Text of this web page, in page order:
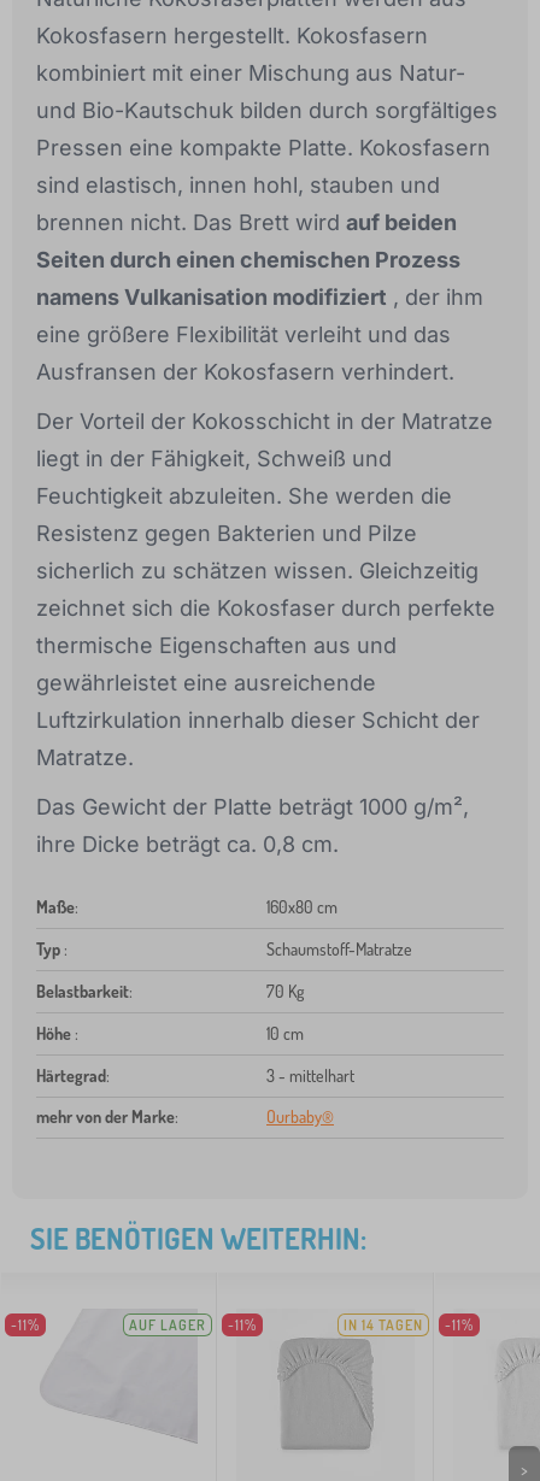
Kokosfasern hergestellt. Kokosfasern
kombiniert mit einer Mischung aus Natur-
und Bio-Kautschuk bilden durch sorgfältiges
Pressen eine kompakte Platte. Kokosfasern
sind elastisch, innen hohl, stauben und
brennen nicht. Das Brett wird auf beiden
Seiten durch einen chemischen Prozess
namens Vulkanisation modifiziert , der ihm
eine größere Flexibilität verleiht und das
Ausfransen der Kokosfasern verhindert.
Der Vorteil der Kokosschicht in der Matratze
liegt in der Fähigkeit, Schweiß und
Feuchtigkeit abzuleiten. She werden die
Resistenz gegen Bakterien und Pilze
sicherlich zu schätzen wissen. Gleichzeitig
zeichnet sich die Kokosfaser durch perfekte
thermische Eigenschaften aus und
gewährleistet eine ausreichende
Luftzirkulation innerhalb dieser Schicht der
Matratze.
Das Gewicht der Platte beträgt 1000 g/m²,
ihre Dicke beträgt ca. 0,8 cm.
Maße: 160x80 cm
Typ : Schaumstoff-Matratze
Belastbarkeit: 70 Kg
Höhe : 10 cm
Härtegrad:
3 - mittelhart
mehr von der Marke: Ourbaby®
SIE BENÖTIGEN WEITERHIN:
-11% AUF LAGER -11% IN 14 TAGEN -11%
>